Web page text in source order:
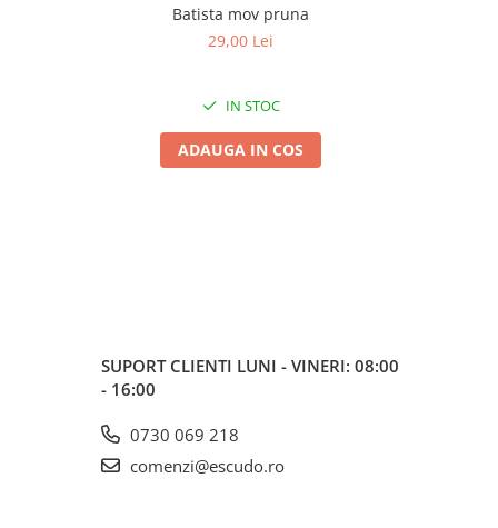
Batista mov pruna
29,00 Lei
IN STOC
ADAUGA IN COS
SUPORT CLIENTI LUNI - VINERI: 08:00
- 16:00
0730 069 218
comenzi@escudo.ro